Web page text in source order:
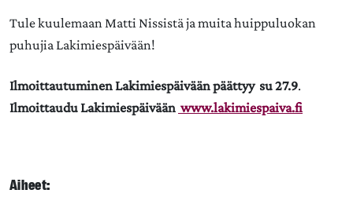
Tule kuulemaan Matti Nissistä ja muita huippuluokan
puhujia Lakimiespäivään!
Ilmoittautuminen Lakimiespäivään päättyy su 27.9.
Ilmoittaudu Lakimiespäivään www.lakimiespaiva.fi
Aiheet: